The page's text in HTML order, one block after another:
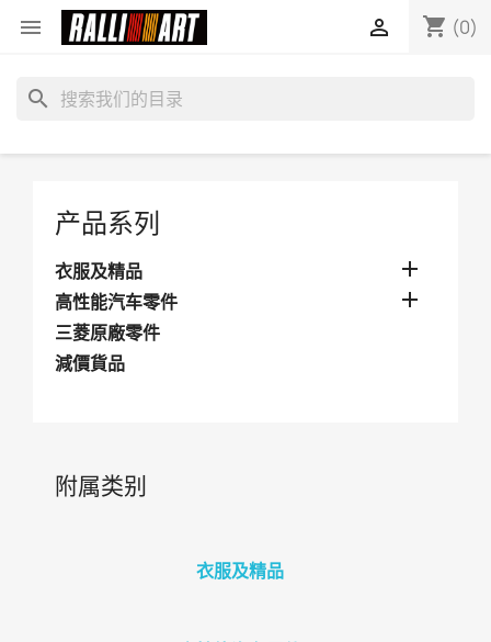
 shopping_cart (0)

search
产品系列
衣服及精品 
高性能汽车零件 
三菱原廠零件
減價貨品
附属类别
衣服及精品